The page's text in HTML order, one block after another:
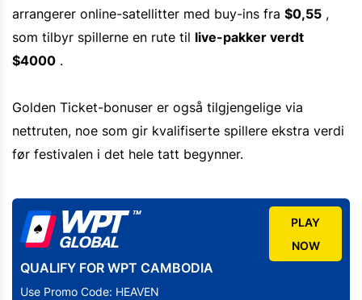
arrangerer online-satellitter med buy-ins fra $0,55 ,
som tilbyr spillerne en rute til live-pakker verdt
$4000 .
Golden Ticket-bonuser er også tilgjengelige via
nettruten, noe som gir kvalifiserte spillere ekstra verdi
før festivalen i det hele tatt begynner.
QUALIFY FOR WPT CAMBODIA
Use Promo Code: HEAVEN
PLAY
NOW